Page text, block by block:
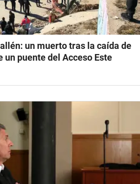
un muerto tras la caída de
un puente del Acceso Este